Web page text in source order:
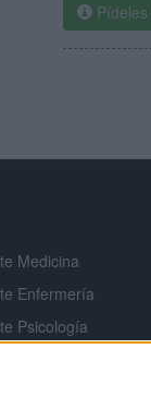
Pídeles
Medicina
Enfermería
Psicología